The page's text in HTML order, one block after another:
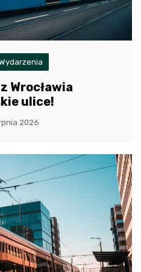
Wrocławia
ulice!
2026